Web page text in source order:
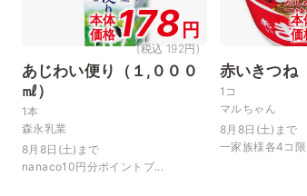
本体
価格178 円
(税込 192円)
あじわい便り（１,０００
㎖）
1本
森永乳業
8月8日(土)まで
nanaco10円分ポイントプ...
本
価
赤いきつね
1コ
マルちゃん
8月8日(土)まで
一家族様各4コ